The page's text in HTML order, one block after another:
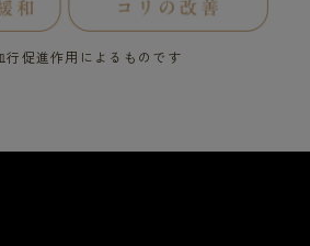
促進作用によるものです